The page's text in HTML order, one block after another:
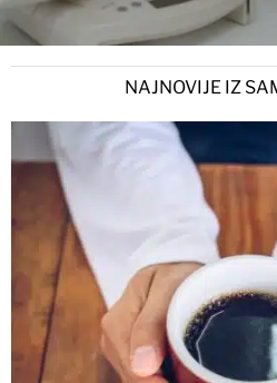
NAJNOVIJE IZ